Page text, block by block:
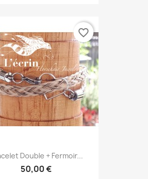
Double + Fermoir...
50,00 €
favorite_border